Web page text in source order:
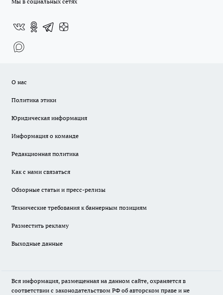
О нас
Политика этики
Юридическая информация
Информация о команде
Редакционная политика
Как с нами связаться
Обзорные статьи и пресс-релизы
Технические требования к баннерным позициям
Разместить рекламу
Выходные данные
Вся информация, размещенная на данном сайте, охраняется в
соответствии с законодательством РФ об авторском праве и не